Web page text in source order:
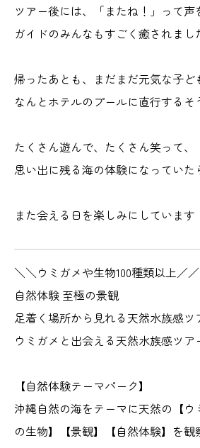
ツアー後には、「またね！」って声
ガイドのみんなもすごく癒されまし
帰ったあとも、まだまだ元気な子ど
なんとホテルのプールに直行する
たくさん遊んで、たくさん笑って、
思い出に残る海の体験になっていた
また会える日を楽しみにしています
＼＼ウミガメや生物100種類以上／／
自然体験 至極の景観
足着く場所から見れる天然水族感ツ
ウミガメと出会える天然水族感ツア
【自然体験テーマパーク】
沖縄自然の海をテーマに天然の【ウ
の生物】【景観】【自然体験】を